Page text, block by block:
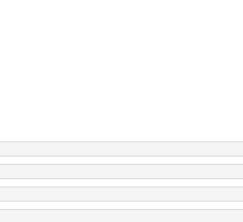
cuidados são muito
produto a permanecer
muitos anos.